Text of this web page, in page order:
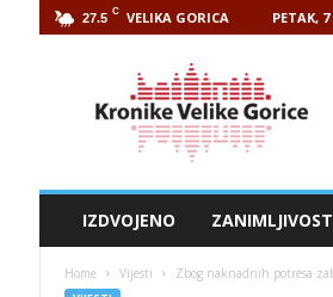
27.5 C VELIKA GORICA PETAK,
IZDVOJENO
Home Vijesti Zbog naknadnih potresa